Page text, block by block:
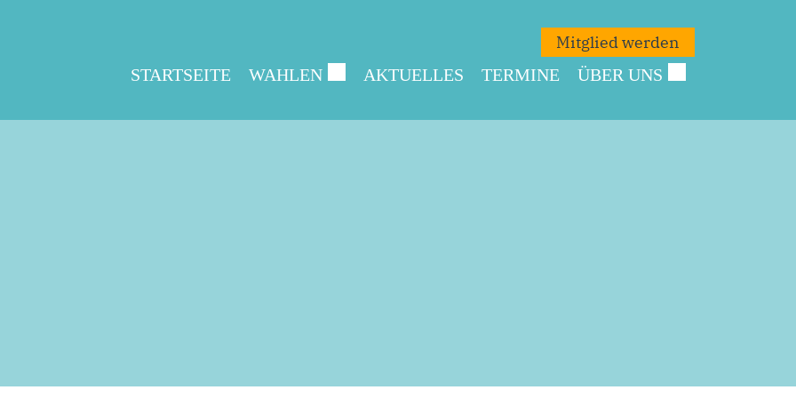
Mitglied werden
STARTSEITE WAHLEN AKTUELLES TERMINE ÜBER UNS